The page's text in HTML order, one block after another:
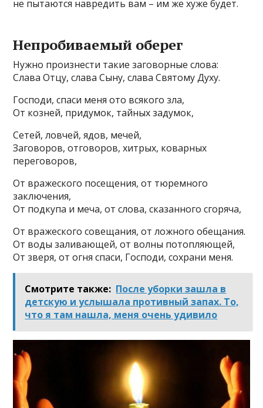
не пытаются навредить вам – им же хуже будет.
Непробиваемый оберег
Нужно произнести такие заговорные слова:
Слава Отцу, слава Сыну, слава Святому Духу.
Господи, спаси меня ото всякого зла,
От козней, придумок, тайных задумок,
Сетей, ловчей, ядов, мечей,
Заговоров, отговоров, хитрых, коварных
переговоров,
От вражеского посещения, от тюремного
заключения,
От подкупа и меча, от слова, сказанного сгоряча,
От вражеского совещания, от ложного обещания.
От воды заливающей, от волны потопляющей,
От зверя, от огня спаси, Господи, сохрани меня.
Смотрите также: После уборки зашла в
детскую и услышала противный запах. То,
что я там нашла, меня очень удивило